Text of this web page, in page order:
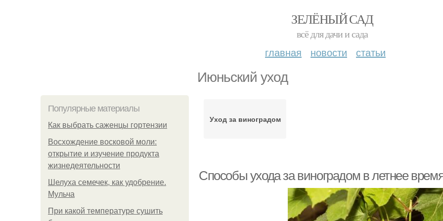
ЗЕЛЁНЫЙ САД
всё для дачи и сада
главная новости статьи
Июньский уход
Популярные материалы
Как выбрать саженцы гортензии
Восхождение восковой моли:
открытие и изучение продукта
жизнедеятельности
Шелуха семечек, как удобрение.
Мульча
При какой температуре сушить
Уход за виноградом
Способы ухода за виноградом в летнее